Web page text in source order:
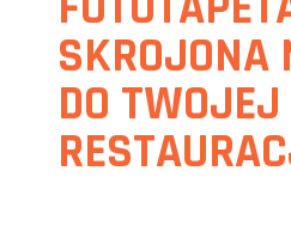
SKROJONA
DO TWOJEJ